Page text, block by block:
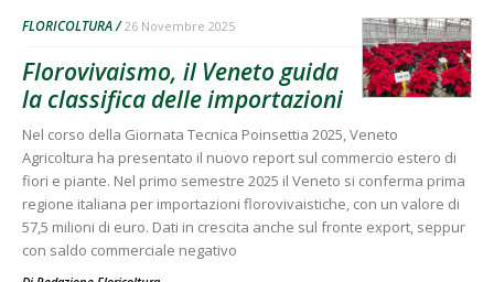
FLORICOLTURA 26 Novembre 2025
Florovivaismo, il Veneto guida
la classifica delle importazioni
Nel corso della Giornata Tecnica Poinsettia 2025, Veneto
Agricoltura ha presentato il nuovo report sul commercio estero di
fiori e piante. Nel primo semestre 2025 il Veneto si conferma prima
regione italiana per importazioni florovivaistiche, con un valore di
57,5 milioni di euro. Dati in crescita anche sul fronte export, seppur
con saldo commerciale negativo